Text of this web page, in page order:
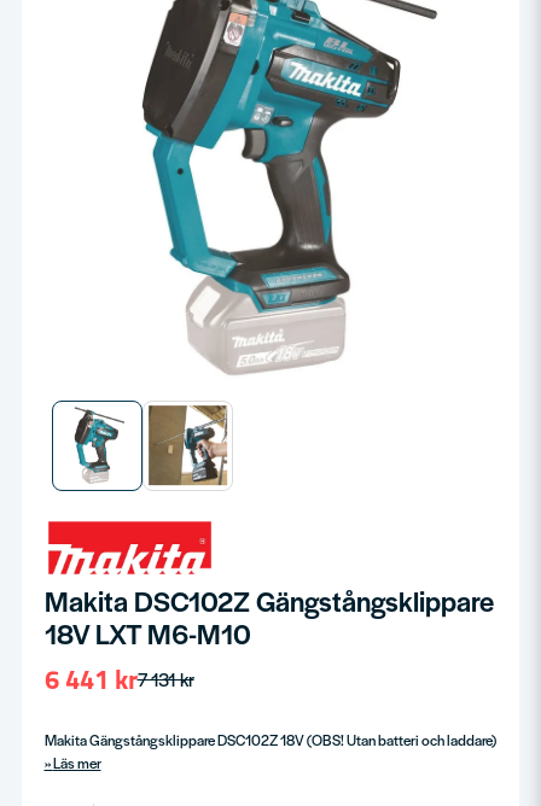
Makita DSC102Z Gängstångsklippare
18V LXT M6-M10
7 131 kr
6 441 kr
Makita Gängstångsklippare DSC102Z 18V (OBS! Utan batteri och laddare)
Läs mer